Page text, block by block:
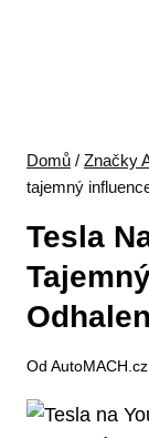
Domů / Značky
tajemný
Tesla
Od AutoMACH.cz